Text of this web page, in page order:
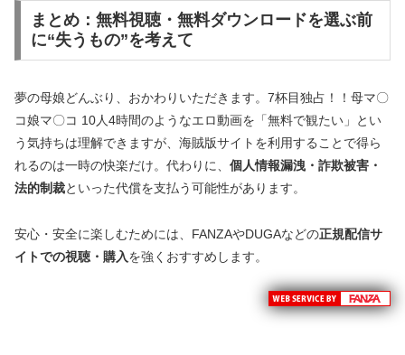
まとめ：無料視聴・無料ダウンロードを選ぶ前
に“失うもの”を考えて
夢の母娘どんぶり、おかわりいただきます。7杯目独占！！母マ〇
コ娘マ〇コ 10人4時間のようなエロ動画を「無料で観たい」とい
う気持ちは理解できますが、海賊版サイトを利用することで得ら
れるのは一時の快楽だけ。代わりに、 個人情報漏洩・詐欺被害・
法的制裁といった代償を支払う可能性があります。
安心・安全に楽しむためには、FANZAやDUGAなどの正規配信サ
イトでの視聴・購入を強くおすすめします。